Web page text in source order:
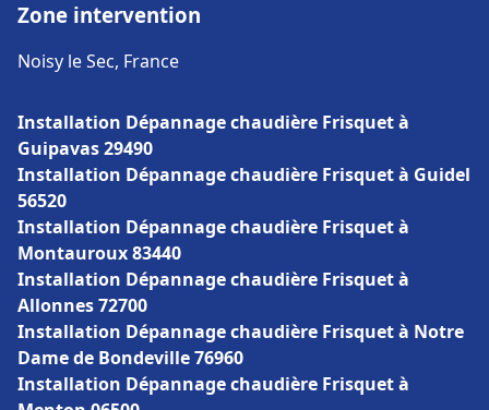
Zone intervention
Noisy le Sec, France
Installation Dépannage chaudière Frisquet à
Guipavas 29490
Installation Dépannage chaudière Frisquet à Guidel
56520
Installation Dépannage chaudière Frisquet à
Montauroux 83440
Installation Dépannage chaudière Frisquet à
Allonnes 72700
Installation Dépannage chaudière Frisquet à Notre
Dame de Bondeville 76960
Installation Dépannage chaudière Frisquet à